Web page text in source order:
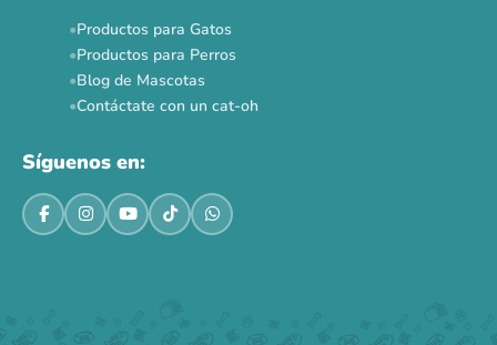
Productos para Gatos
Productos para Perros
Blog de Mascotas
Contáctate con un cat-oh
Síguenos en: